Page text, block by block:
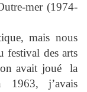
mer (1974-
mais nous
festival des arts
avait joué
la
1963, j’avais